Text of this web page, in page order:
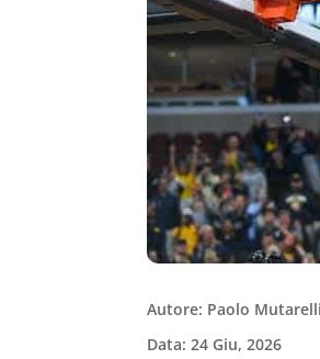
Autore: Paolo Mutarelli
Data: 24 Giu, 2026